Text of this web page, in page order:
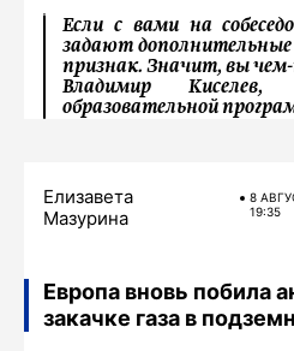
Если с вами на
задают
признак. Значит, вы
Владимир Киселев,
образовательной
Елизавета
Мазурина
8
19:35
Европа вновь побила
закачке газа в